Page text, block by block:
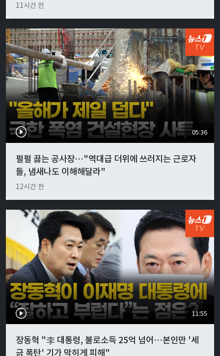
11시간 전
05:36
펄펄 끓는 공사장…"역대급 더위에 쓰러지는 근로자
들, 냄새나도 이해해달라"
12시간 전
11:55
장동혁 "李 대통령, 불로소득 25억 넘어…본인만 '세
금 폭탄' 기가 막히게 피해"